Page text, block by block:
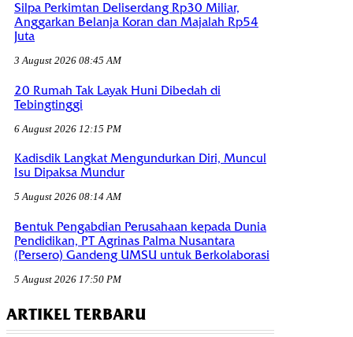
Silpa Perkimtan Deliserdang Rp30 Miliar,
Anggarkan Belanja Koran dan Majalah Rp54
Juta
3 August 2026 08:45 AM
20 Rumah Tak Layak Huni Dibedah di
Tebingtinggi
6 August 2026 12:15 PM
Kadisdik Langkat Mengundurkan Diri, Muncul
Isu Dipaksa Mundur
5 August 2026 08:14 AM
Bentuk Pengabdian Perusahaan kepada Dunia
Pendidikan, PT Agrinas Palma Nusantara
(Persero) Gandeng UMSU untuk Berkolaborasi
5 August 2026 17:50 PM
ARTIKEL TERBARU